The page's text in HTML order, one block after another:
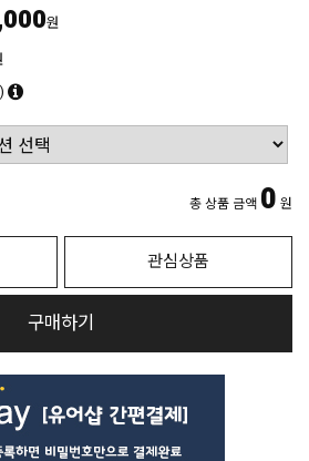
원
총 상품 금액 0 원
관심상품
구매하기